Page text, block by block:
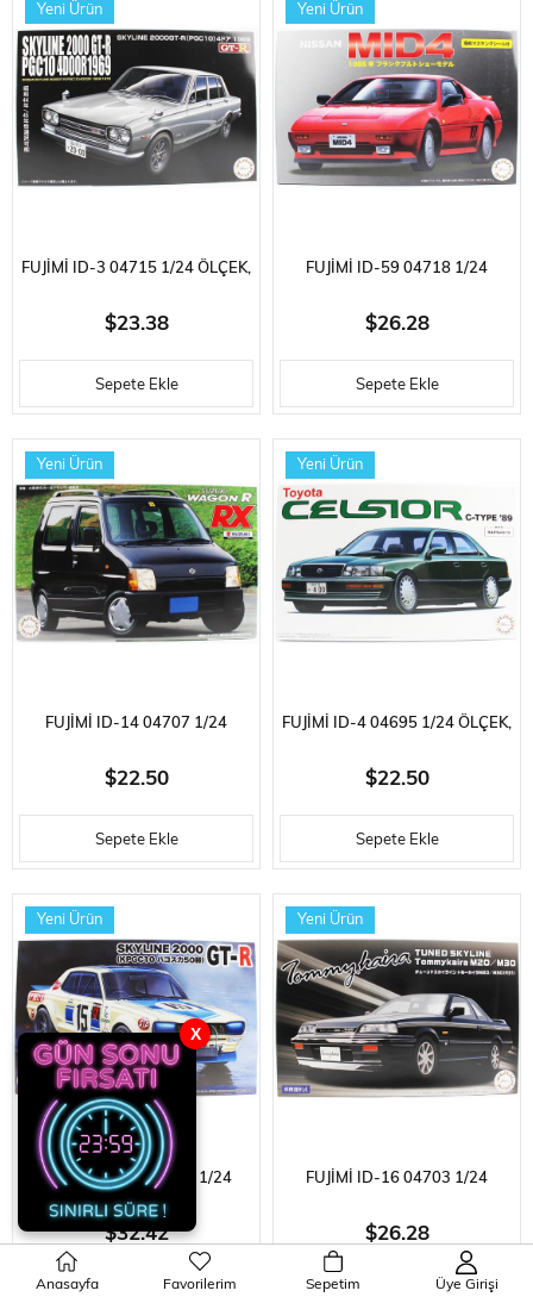
FUJIMI ID-3 04715 1/24 ÖLÇEK,
NISSAN PGC-10 GT-R 1969 ,
OTOMOBIL PLASTIK MODEL
KITI
$23.38
Sepete Ekle
Yeni Ürün
FUJIMI ID-59 04718 1/24
ÖLÇEK, NISSAN MID4, (CAM
BOYAMA MASKESI ILE),
OTOMOBIL PLASTIK MODEL
$26.28
Sepete Ekle
Yeni Ürün
FUJIMI ID-14 04707 1/24
ÖLÇEK, SUZUKI WAGON R RX
'93, OTOMOBIL PLASTIK
MODEL KITI
$22.50
Sepete Ekle
Yeni Ürün
FUJIMI ID-4 04695 1/24 ÖLÇEK,
TOYOTA CELSIOR C TYPE 1989,
OTOMOBIL PLASTIK MODEL
KITI
$22.50
Sepete Ekle
Yeni Ürün
FUJIMI ID-292 04701 1/24
ÖLÇEK, NISSAN SKYLINE
2000GT-R (KPGC10
$32.42
Yeni Ürün
FUJIMI ID-16 04703 1/24
ÖLÇEK, NISSAN TUNED
SKYLINE TOMMYKAIRA
$26.28
Yeni Ürün
X
Anasayfa Favorilerim Sepetim Üye Girişi